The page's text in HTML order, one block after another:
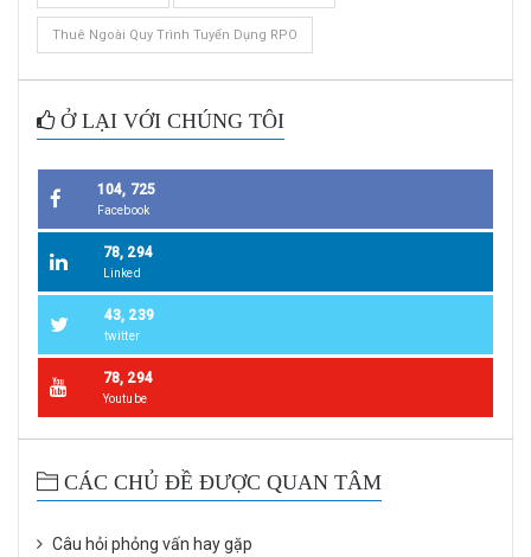
Thuê Ngoài Quy Trình Tuyển Dụng RPO
Ở LẠI VỚI CHÚNG TÔI
104, 725
Facebook
78, 294
Linked
43, 239
twitter
78, 294
Youtube
CÁC CHỦ ĐỀ ĐƯỢC QUAN TÂM
Câu hỏi phỏng vấn hay gặp